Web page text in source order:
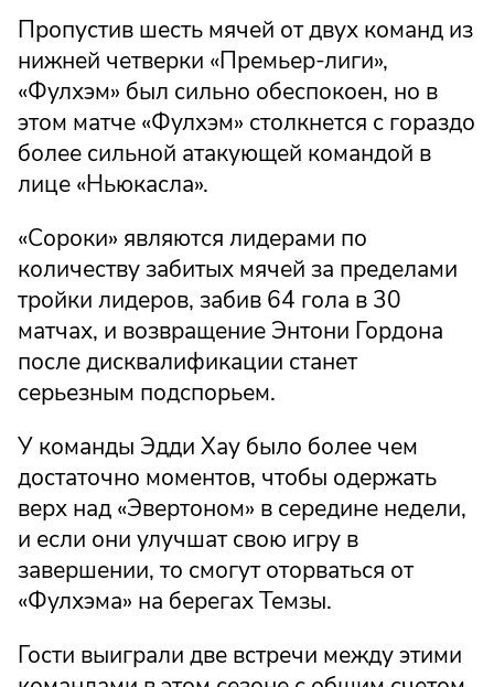
Пропустив шесть мячей от двух команд из
нижней четверки «Премьер-лиги»,
«Фулхэм» был сильно обеспокоен, но в
этом матче «Фулхэм» столкнется с гораздо
более сильной атакующей командой в
лице «Ньюкасла».
«Сороки» являются лидерами по
количеству забитых мячей за пределами
тройки лидеров, забив 64 гола в 30
матчах, и возвращение Энтони Гордона
после дисквалификации станет
серьезным подспорьем.
У команды Эдди Хау было более чем
достаточно моментов, чтобы одержать
верх над «Эвертоном» в середине недели,
и если они улучшат свою игру в
завершении, то смогут оторваться от
«Фулхэма» на берегах Темзы.
Гости выиграли две встречи между этими